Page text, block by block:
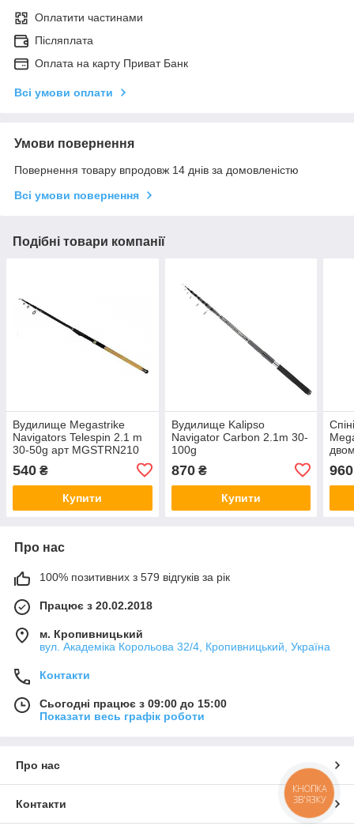
Оплатити частинами
Післяплата
Оплата на карту Приват Банк
Всі умови оплати
Умови повернення
Повернення товару впродовж 14 днів за домовленістю
Всі умови повернення
Подібні товари компанії
Вудилище Megastrike
Navigators Telespin 2.1 m
30-50g арт MGSTRN210
540 ₴
Купити
Вудилище Kalipso
Navigator Carbon 2.1m 30-
100g
870₴
Купити
960
Про нас
100% позитивних з 579 відгуків за рік
Працює з 20.02.2018
м. Кропивницький
вул. Академіка Корольова 32/4, Кропивницький, Україна
Контакти
Сьогодні працює з 09:00 до 15:00
Показати весь графік роботи
Про нас
Контакти
КНОПКА
ЗВ'ЯЗКУ